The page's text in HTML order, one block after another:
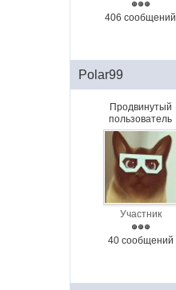
406 сообщений
Polar99
Продвинутый
пользователь
Участник
40 сообщений